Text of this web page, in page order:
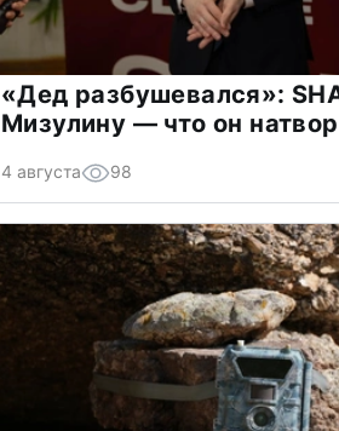
«Дед разбушевался»:
Мизулину — что он
4 августа 98